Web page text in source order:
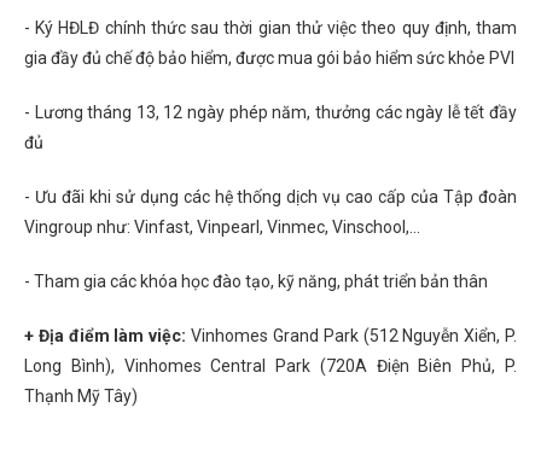
- Ký HĐLĐ chính thức sau thời gian thử việc theo quy định, tham
gia đầy đủ chế độ bảo hiểm, được mua gói bảo hiểm sức khỏe PVI
- Lương tháng 13, 12 ngày phép năm, thưởng các ngày lễ tết đầy
đủ
- Ưu đãi khi sử dụng các hệ thống dịch vụ cao cấp của Tập đoàn
Vingroup như: Vinfast, Vinpearl, Vinmec, Vinschool,...
- Tham gia các khóa học đào tạo, kỹ năng, phát triển bản thân
+ Địa điểm làm việc:Vinhomes Grand Park (512 Nguyễn Xiển, P.
Long Bình), Vinhomes Central Park (720A Điện Biên Phủ, P.
Thạnh Mỹ Tây)